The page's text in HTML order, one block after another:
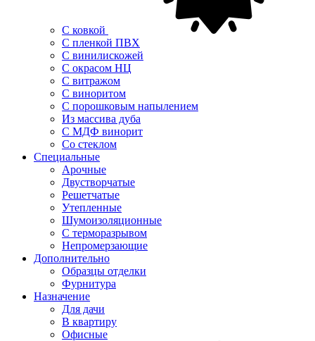
С ковкой
С пленкой ПВХ
С винилискожей
С окрасом НЦ
С витражом
С виноритом
С порошковым напылением
Из массива дуба
С МДФ винорит
Со стеклом
Специальные
Арочные
Двустворчатые
Решетчатые
Утепленные
Шумоизоляционные
С терморазрывом
Непромерзающие
Дополнительно
Образцы отделки
Фурнитура
Назначение
Для дачи
В квартиру
Офисные